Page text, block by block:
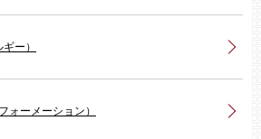
ー）
ォーメーション）